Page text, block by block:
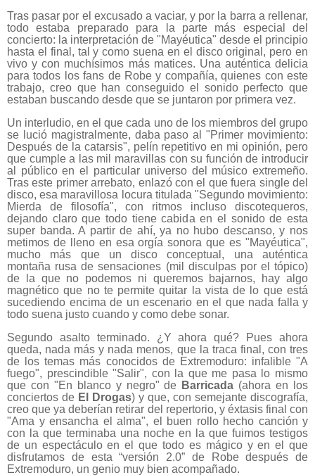
Tras pasar por el excusado a vaciar, y por la barra a rellenar,
todo estaba preparado para la parte más especial del
concierto: la interpretación de "Mayéutica" desde el principio
hasta el final, tal y como suena en el disco original, pero en
vivo y con muchísimos más matices. Una auténtica delicia
para todos los fans de Robe y compañía, quienes con este
trabajo, creo que han conseguido el sonido perfecto que
estaban buscando desde que se juntaron por primera vez.
Un interludio, en el que cada uno de los miembros del grupo
se lució magistralmente, daba paso al "Primer movimiento:
Después de la catarsis", pelín repetitivo en mi opinión, pero
que cumple a las mil maravillas con su función de introducir
al público en el particular universo del músico extremeño.
Tras este primer arrebato, enlazó con el que fuera single del
disco, esa maravillosa locura titulada "Segundo movimiento:
Mierda de filosofía", con ritmos incluso discotequeros,
dejando claro que todo tiene cabida en el sonido de esta
super banda. A partir de ahí, ya no hubo descanso, y nos
metimos de lleno en esa orgía sonora que es "Mayéutica",
mucho más que un disco conceptual, una auténtica
montaña rusa de sensaciones (mil disculpas por el tópico)
de la que no podemos ni queremos bajarnos, hay algo
magnético que no te permite quitar la vista de lo que está
sucediendo encima de un escenario en el que nada falla y
todo suena justo cuando y como debe sonar.
Segundo asalto terminado. ¿Y ahora qué? Pues ahora
queda, nada más y nada menos, que la traca final, con tres
de los temas más conocidos de Extremoduro: infalible "A
fuego", prescindible "Salir", con la que me pasa lo mismo
que con "En blanco y negro" de Barricada (ahora en los
conciertos de El Drogas) y que, con semejante discografía,
creo que ya deberían retirar del repertorio, y éxtasis final con
"Ama y ensancha el alma", el buen rollo hecho canción y
con la que terminaba una noche en la que fuimos testigos
de un espectáculo en el que todo es mágico y en el que
disfrutamos de esta “versión 2.0” de Robe después de
Extremoduro, un genio muy bien acompañado.